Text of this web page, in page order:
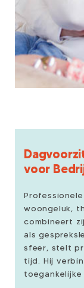
voor
woongeluk,
combineert
als
sfeer, stelt
tijd. Hij
toegankelijke